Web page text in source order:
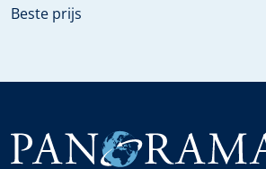
Beste prijs